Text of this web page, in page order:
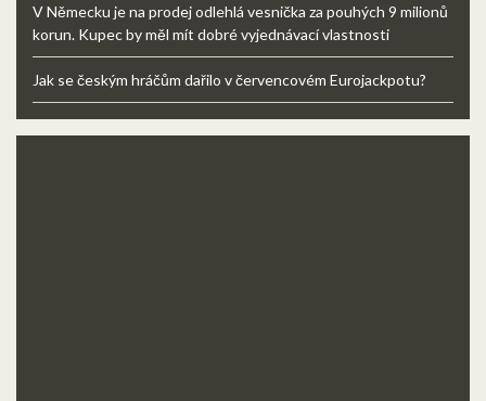
V Německu je na prodej odlehlá vesnička za pouhých 9 milionů
korun. Kupec by měl mít dobré vyjednávací vlastnosti
Jak se českým hráčům dařilo v červencovém Eurojackpotu?